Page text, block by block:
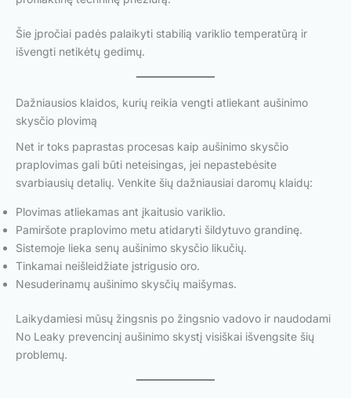
Šie įpročiai padės palaikyti stabilią variklio temperatūrą ir
išvengti netikėtų gedimų.
Dažniausios klaidos, kurių reikia vengti atliekant aušinimo
skysčio plovimą
Net ir toks paprastas procesas kaip aušinimo skysčio
praplovimas gali būti neteisingas, jei nepastebėsite
svarbiausių detalių. Venkite šių dažniausiai daromų klaidų:
Plovimas atliekamas ant įkaitusio variklio.
Pamiršote praplovimo metu atidaryti šildytuvo grandinę.
Sistemoje lieka senų aušinimo skysčio likučių.
Tinkamai neišleidžiate įstrigusio oro.
Nesuderinamų aušinimo skysčių maišymas.
Laikydamiesi mūsų žingsnis po žingsnio vadovo ir naudodami
No Leaky prevencinį aušinimo skystį visiškai išvengsite šių
problemų.